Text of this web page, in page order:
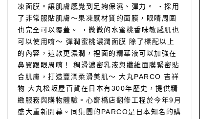
凍面膜。讓肌膚感覺到足夠保濕、彈力。 ・採用
了非常服貼肌膚～果凍感材質的面膜，眼睛周圍
也完全可以覆蓋。 ・微微的水蜜桃香味敏感肌也
可以使用唷～ 彈潤蜜桃濃潤面膜 除了標配以上
的內容，這款更濃潤，裡面的精華液可以加強在
鼻翼跟眼周唷！ 稠滑濃密乳液與纖維面膜緊密貼
合肌膚，打造豐潤柔滑美肌～ 大丸PARCO 吉祥
物 大丸松坂屋百貨在日本有300年歷史，提供精
緻服務與購物體驗。心齋橋店翻修工程於今年9月
盛大重新開幕。同集團的PARCO是日本知名的購